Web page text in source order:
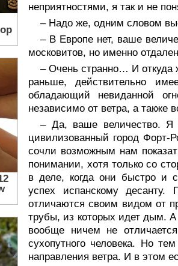
неприятностями, я так и не
– Надо же, одним словом
– В Европе нет, ваше
московитов, но именно
– Очень странно… И откуда
раньше, действительно
обладающий невиданной
независимо от ветра, а также
– Да, ваше величество. Я
цивилизованный город Форт-
сочли возможным нам
понимании, хотя только со
в деле, когда они быстро и
успех испанскому
отличаются своим видом от
трубы, из которых идет дым.
вообще ничем не
сухопутного человека. Но
направления ветра. И в этом